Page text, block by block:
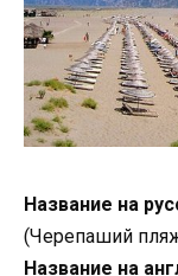
Название на
(Черепаший
Название на